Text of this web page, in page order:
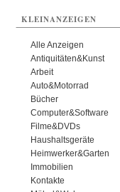
KLEINANZEIGEN
Alle Anzeigen
Antiquitäten&Kunst
Arbeit
Auto&Motorrad
Bücher
Computer&Software
Filme&DVDs
Haushaltsgeräte
Heimwerker&Garten
Immobilien
Kontakte